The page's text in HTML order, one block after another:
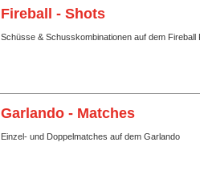
Fireball - Shots
Schüsse & Schusskombinationen auf dem Fireball
Garlando - Matches
Einzel- und Doppelmatches auf dem Garlando